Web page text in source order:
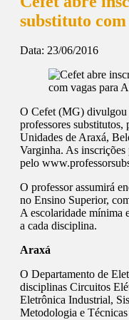
substituto
Data: 23/06/2016
O Cefet (MG) divulgou
professores substitutos,
Unidades de Araxá,
Varginha. As inscrições
pelo
O professor assumirá
no Ensino Superior,
A escolaridade mínima
a cada disciplina.
Araxá
O Departamento de
disciplinas Circuitos
Eletrônica Industrial,
Metodologia e